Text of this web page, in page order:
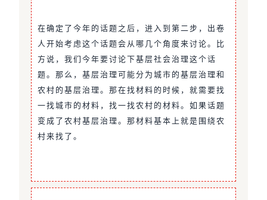
在确定了今年的话题之后，进入到第二步，出卷
人开始考虑这个话题会从哪几个角度来讨论。比
方说，我们今年要讨论下基层社会治理这个话
题。那么，基层治理可能分为城市的基层治理和
农村的基层治理。那在找材料的时候，就需要找
一找城市的材料，找一找农村的材料。如果话题
变成了农村基层治理。那材料基本上就是围绕农
村来找了。